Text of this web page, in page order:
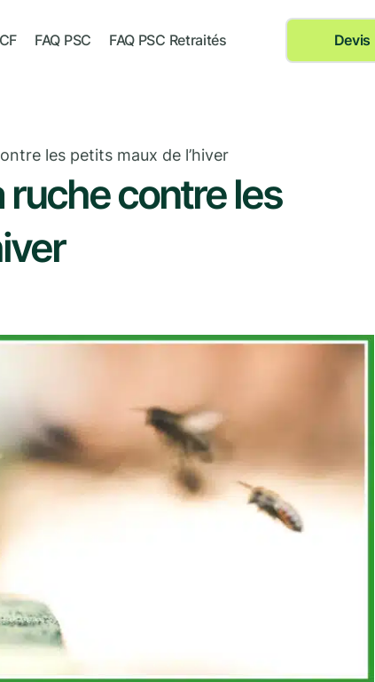
FAQ PSC FAQ PSC Retraités Devis
les petits maux de l’hiver
ruche contre les